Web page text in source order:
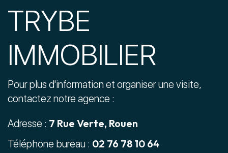
TRYBE
IMMOBILIER
Pour plus d'information et organiser une visite,
contactez notre agence :
Adresse : 7 Rue Verte, Rouen
Téléphone bureau : 02 76 78 10 64